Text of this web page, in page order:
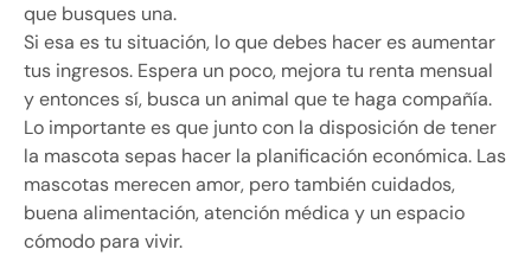
que busques una.
Si esa es tu situación, lo que debes hacer es aumentar
tus ingresos. Espera un poco, mejora tu renta mensual
y entonces sí, busca un animal que te haga compañía.
Lo importante es que junto con la disposición de tener
la mascota sepas hacer la planificación económica. Las
mascotas merecen amor, pero también cuidados,
buena alimentación, atención médica y un espacio
cómodo para vivir.